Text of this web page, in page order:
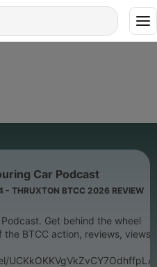
Car Podcast
- THRUXTON BTCC 2026 REVIEW
Get behind the wheel
UCKkOKKVgVkZvCY7OdhffpLA